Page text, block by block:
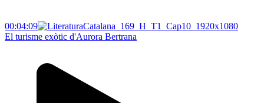
00:04:09
El turisme exòtic d'Aurora Bertrana